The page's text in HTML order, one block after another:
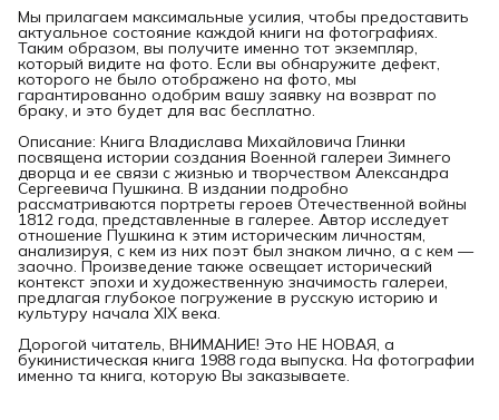
Мы прилагаем максимальные усилия, чтобы предоставить
актуальное состояние каждой книги на фотографиях.
Таким образом, вы получите именно тот экземпляр,
который видите на фото. Если вы обнаружите дефект,
которого не было отображено на фото, мы
гарантированно одобрим вашу заявку на возврат по
браку, и это будет для вас бесплатно.
Описание: Книга Владислава Михайловича Глинки
посвящена истории создания Военной галереи Зимнего
дворца и ее связи с жизнью и творчеством Александра
Сергеевича Пушкина. В издании подробно
рассматриваются портреты героев Отечественной войны
1812 года, представленные в галерее. Автор исследует
отношение Пушкина к этим историческим личностям,
анализируя, с кем из них поэт был знаком лично, а с кем —
заочно. Произведение также освещает исторический
контекст эпохи и художественную значимость галереи,
предлагая глубокое погружение в русскую историю и
культуру начала XIX века.
Дорогой читатель, ВНИМАНИЕ! Это НЕ НОВАЯ, а
букинистическая книга 1988 года выпуска. На фотографии
именно та книга, которую Вы заказываете.